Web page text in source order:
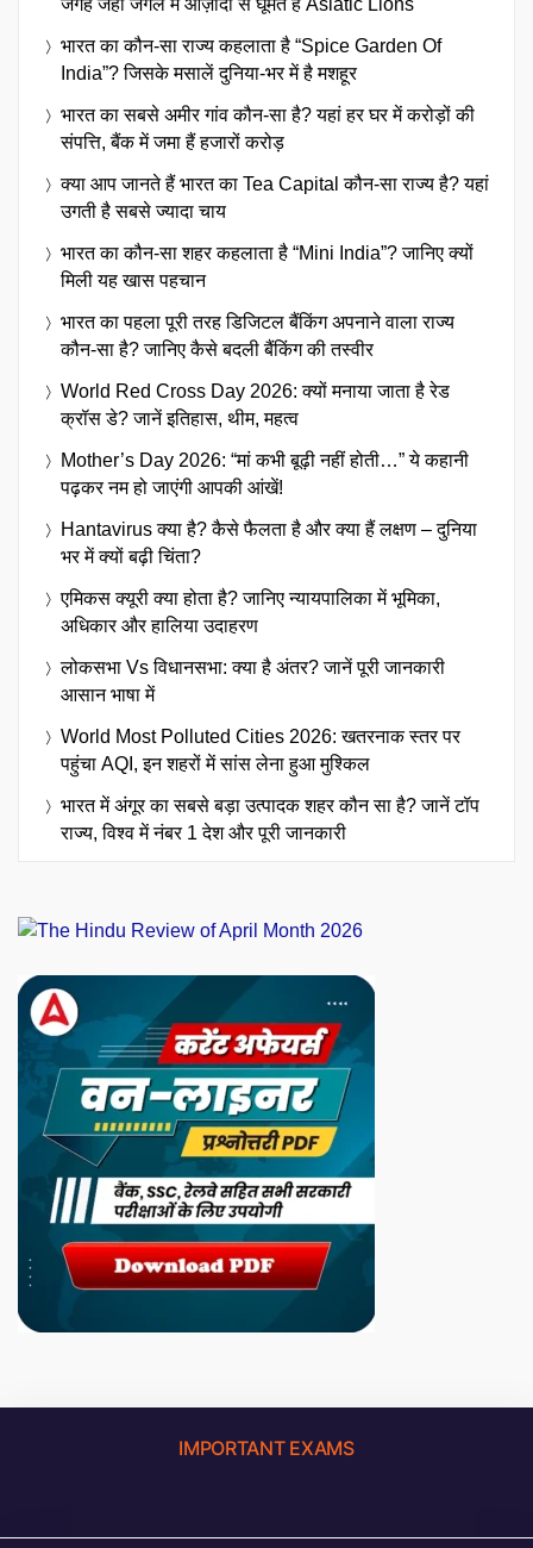
जगह जहाँ जंगल में आज़ादी से घूमते हैं Asiatic Lions
भारत का कौन-सा राज्य कहलाता है “Spice Garden Of
India”? जिसके मसालें दुनिया-भर में है मशहूर
भारत का सबसे अमीर गांव कौन-सा है? यहां हर घर में करोड़ों की
संपत्ति, बैंक में जमा हैं हजारों करोड़
क्या आप जानते हैं भारत का Tea Capital कौन-सा राज्य है? यहां
उगती है सबसे ज्यादा चाय
भारत का कौन-सा शहर कहलाता है “Mini India”? जानिए क्यों
मिली यह खास पहचान
भारत का पहला पूरी तरह डिजिटल बैंकिंग अपनाने वाला राज्य
कौन-सा है? जानिए कैसे बदली बैंकिंग की तस्वीर
World Red Cross Day 2026: क्यों मनाया जाता है रेड
क्रॉस डे? जानें इतिहास, थीम, महत्व
Mother’s Day 2026: “मां कभी बूढ़ी नहीं होती…” ये कहानी
पढ़कर नम हो जाएंगी आपकी आंखें!
Hantavirus क्या है? कैसे फैलता है और क्या हैं लक्षण – दुनिया
भर में क्यों बढ़ी चिंता?
एमिकस क्यूरी क्या होता है? जानिए न्यायपालिका में भूमिका,
अधिकार और हालिया उदाहरण
लोकसभा Vs विधानसभा: क्या है अंतर? जानें पूरी जानकारी
आसान भाषा में
World Most Polluted Cities 2026: खतरनाक स्तर पर
पहुंचा AQI, इन शहरों में सांस लेना हुआ मुश्किल
भारत में अंगूर का सबसे बड़ा उत्पादक शहर कौन सा है? जानें टॉप
राज्य, विश्व में नंबर 1 देश और पूरी जानकारी
IMPORTANT EXAMS